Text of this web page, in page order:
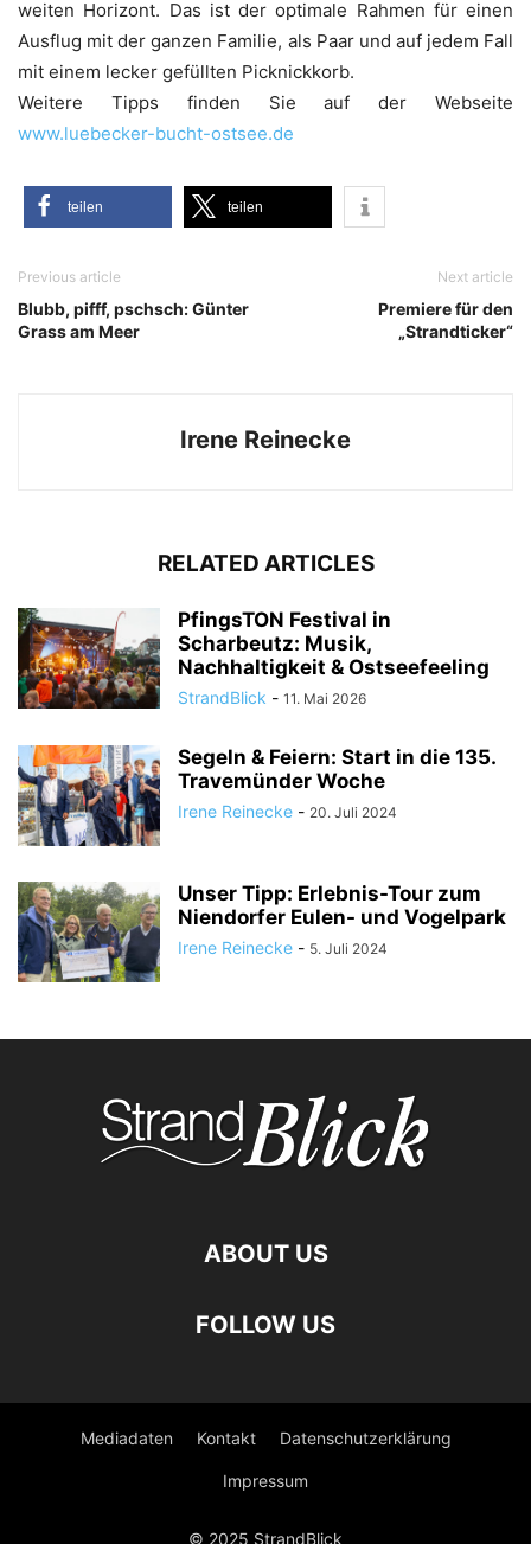
wei­ten Hori­zont. Das ist der opti­ma­le Rah­men für einen
Aus­flug mit der gan­zen Fami­lie, als Paar und auf jedem Fall
mit einem lecker gefüll­ten Picknickkorb.
Wei­te­re Tipps fin­den Sie auf der Web­sei­te
www.luebecker-bucht-ostsee.de
tei­len tei­len
Previous article
Blubb, pifff, pschsch: Günter
Grass am Meer
Next article
Premiere für den
„Strandticker“
Irene Reinecke
RELATED ARTICLES
PfingsTON Festival in
Scharbeutz: Musik,
Nachhaltigkeit & Ostseefeeling
StrandBlick - 11. Mai 2026
Segeln & Feiern: Start in die 135.
Travemünder Woche
Irene Reinecke - 20. Juli 2024
Unser Tipp: Erlebnis-Tour zum
Niendorfer Eulen- und Vogelpark
Irene Reinecke - 5. Juli 2024
ABOUT US
FOLLOW US
Mediadaten Kontakt Datenschutzerklärung
Impressum
© 2025 StrandBlick